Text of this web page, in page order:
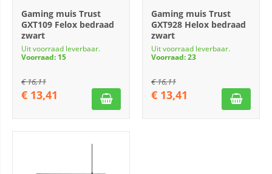
Gaming muis Trust
GXT109 Felox bedraad
zwart
Uit voorraad leverbaar.
Voorraad: 15
€16,11
€ 13,41
Gaming muis Trust
GXT928 Helox bedraad
zwart
Uit voorraad leverbaar.
Voorraad: 23
€16,11
€ 13,41